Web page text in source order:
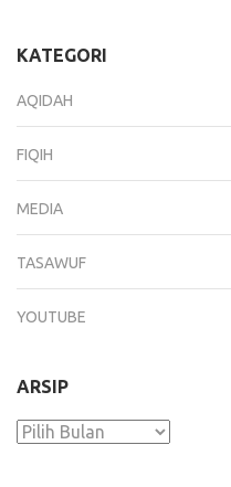
KATEGORI
AQIDAH
FIQIH
MEDIA
TASAWUF
YOUTUBE
ARSIP
Arsip